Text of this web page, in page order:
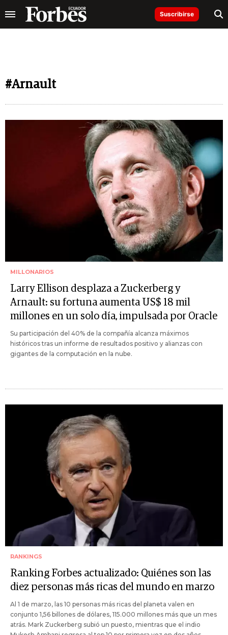
Suscribirse
#Arnault
MILLONARIOS
Larry Ellison desplaza a Zuckerberg y
Arnault: su fortuna aumenta US$ 18 mil
millones en un solo día, impulsada por Oracle
Su participación del 40% de la compañía alcanza máximos
históricos tras un informe de resultados positivo y alianzas con
gigantes de la computación en la nube.
RANKINGS
Ranking Forbes actualizado: Quiénes son las
diez personas más ricas del mundo en marzo
Al 1 de marzo, las 10 personas más ricas del planeta valen en
conjunto 1,56 billones de dólares, 115.000 millones más que un mes
atrás. Mark Zuckerberg subió un puesto, mientras que el indio